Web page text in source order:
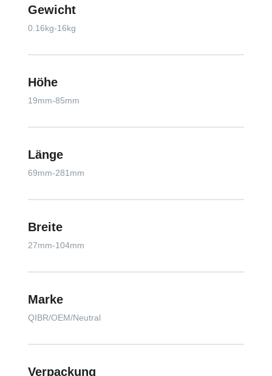
Gewicht
0.16kg-16kg
Höhe
19mm-85mm
Länge
69mm-281mm
Breite
27mm-104mm
Marke
QIBR/OEM/Neutral
Verpackung